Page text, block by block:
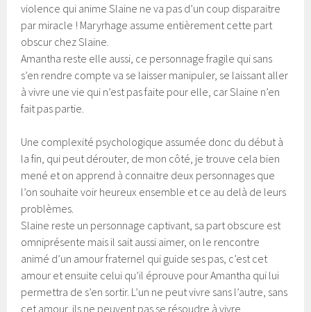
violence qui anime Slaine ne va pas d’un coup disparaitre
par miracle ! Maryrhage assume entièrement cette part
obscur chez Slaine.
Amantha reste elle aussi, ce personnage fragile qui sans
s’en rendre compte va se laisser manipuler, se laissant aller
à vivre une vie qui n’est pas faite pour elle, car Slaine n’en
fait pas partie.
Une complexité psychologique assumée donc du début à
la fin, qui peut dérouter, de mon côté, je trouve cela bien
mené et on apprend à connaitre deux personnages que
l’on souhaite voir heureux ensemble et ce au delà de leurs
problèmes.
Slaine reste un personnage captivant, sa part obscure est
omniprésente mais il sait aussi aimer, on le rencontre
animé d’un amour fraternel qui guide ses pas, c’est cet
amour et ensuite celui qu’il éprouve pour Amantha qui lui
permettra de s’en sortir. L’un ne peut vivre sans l’autre, sans
cet amour, ils ne peuvent pas se résoudre à vivre